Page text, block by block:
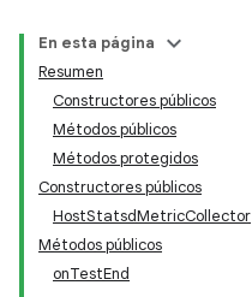
En esta página
Resumen
Constructores públicos
Métodos públicos
Métodos protegidos
Constructores públicos
HostStatsdMetricCollector
Métodos públicos
onTestEnd